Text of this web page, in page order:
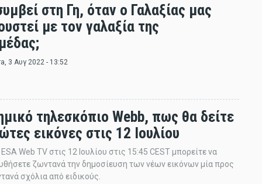
στη Γη, όταν ο Γαλαξίας μας
με τον γαλαξία της
, 3 Αυγ 2022 - 13:52
τηλεσκόπιο Webb, πως θα δείτε
εικόνες στις 12 Ιουλίου
Web TV στις 12 Ιουλίου στις 15:45 CEST μπορείτε να
ζωντανά την δημοσίευση των νέων εικόνων μία προς
σχόλια από ειδικούς.